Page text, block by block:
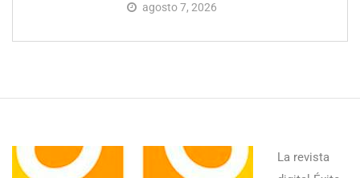
agosto 7, 2026
La revista